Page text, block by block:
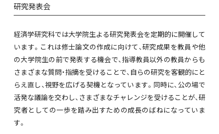
研究発表会
経済学研究科では大学院生よる研究発表会を定期的に開催して
います。これは修士論文の作成に向けて、研究成果を教員や他
の大学院生の前で発表する機会で、指導教員以外の教員からも
さまざまな質問・指摘を受けることで、自らの研究を客観的にと
らえ直し、視野を広げる契機となっています。同時に、公の場で
活発な議論を交わし、さまざまなチャレンジを受けることが、研
究者としての一歩を踏み出すための成長のばねになっていま
す。